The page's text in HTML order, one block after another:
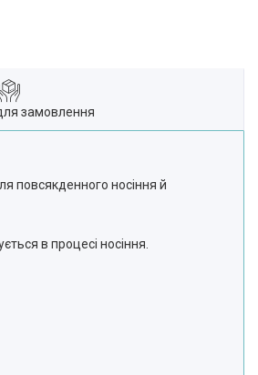
замовлення
повсякденного носіння й
в процесі носіння.